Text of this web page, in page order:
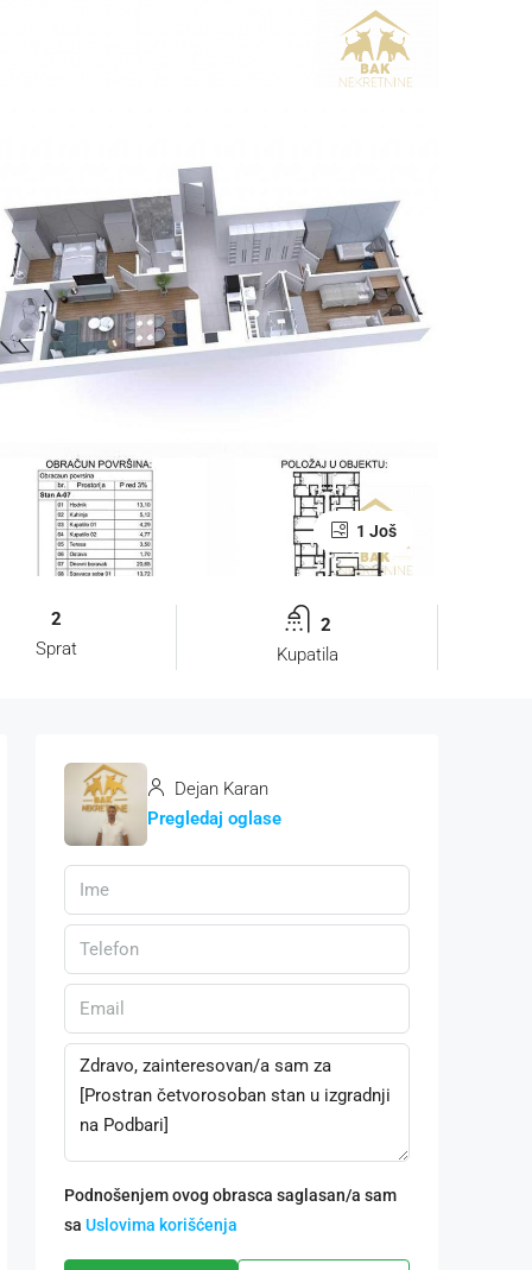
1 Još
2
Sprat
2
Kupatila
Dejan Karan
Pregledaj oglase
Podnošenjem ovog obrasca saglasan/a sam
sa Uslovima korišćenja